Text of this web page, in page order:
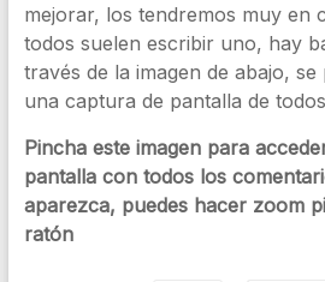
mejorar, los tendremos muy en
todos suelen escribir uno, hay
través de la imagen de abajo, se
una captura de pantalla de
Pincha este imagen para
pantalla con todos los
aparezca, puedes hacer zoom
ratón